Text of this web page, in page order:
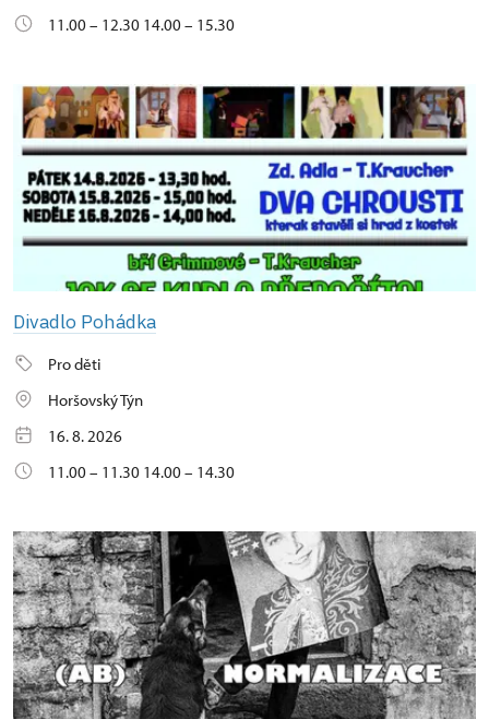
11.00 – 12.30 14.00 – 15.30
Divadlo Pohádka
Pro děti
Horšovský Týn
16. 8. 2026
11.00 – 11.30 14.00 – 14.30